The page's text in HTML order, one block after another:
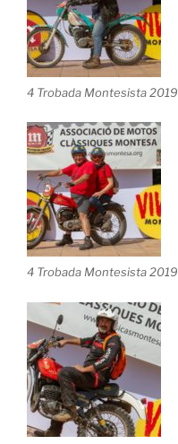
4 Trobada Montesista 2019
4 Trobada Montesista 2019